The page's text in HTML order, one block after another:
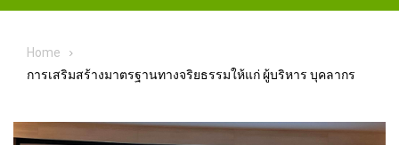
Home
การเสริมสร้างมาตรฐานทางจริยธรรมให้แก่ ผู้บริหาร บุคลากร